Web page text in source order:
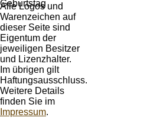
Alle Logos und
Warenzeichen auf
dieser Seite sind
Eigentum der
jeweiligen Besitzer
und Lizenzhalter.
Im übrigen gilt
Haftungsausschluss.
Weitere Details
finden Sie im
Impressum.